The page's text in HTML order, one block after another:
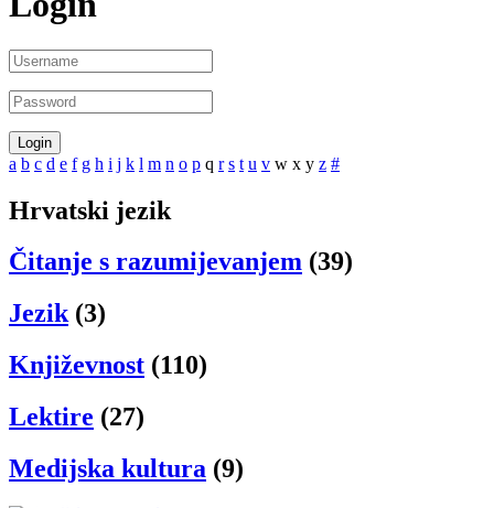
a b c d e f g h i j k l m n o p q r s t u v w x y z #
Hrvatski jezik
Čitanje s razumijevanjem (39)
Jezik (3)
Književnost (110)
Lektire (27)
Medijska kultura (9)